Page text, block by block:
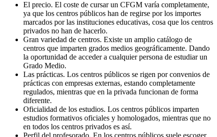
El precio. El coste de cursar un CFGM varía completamente,
ya que los centros públicos han de regirse por los importes
marcados por las instituciones educativas, cosa que los centros
privados no han de hacerlo.
Gran variedad de centros. Existe un amplio catálogo de
centros que imparten grados medios geográficamente. Dando
la oportunidad de acceder a cualquier persona de estudiar un
Grado Medio.
Las prácticas. Los centros públicos se rigen por convenios de
prácticas con empresas externas, estando completamente
regulados, mientras que en la privada funcionan de forma
diferente.
Oficialidad de los estudios. Los centros públicos imparten
estudios formativos oficiales y homologados, mientras que no
en todos los centros privados es así.